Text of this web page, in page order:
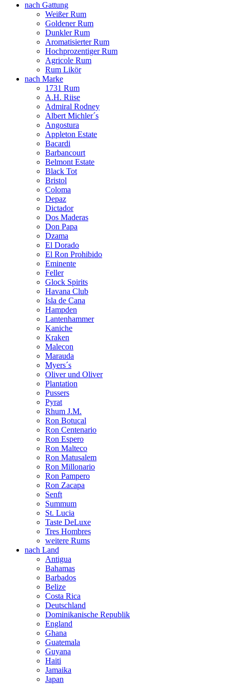
nach Gattung
Weißer Rum
Goldener Rum
Dunkler Rum
Aromatisierter Rum
Hochprozentiger Rum
Agricole Rum
Rum Likör
nach Marke
1731 Rum
A.H. Riise
Admiral Rodney
Albert Michler´s
Angostura
Appleton Estate
Bacardi
Barbancourt
Belmont Estate
Black Tot
Bristol
Coloma
Depaz
Dictador
Dos Maderas
Don Papa
Dzama
El Dorado
El Ron Prohibido
Eminente
Feller
Glock Spirits
Havana Club
Isla de Cana
Hampden
Lantenhammer
Kaniche
Kraken
Malecon
Marauda
Myers´s
Oliver und Oliver
Plantation
Pussers
Pyrat
Rhum J.M.
Ron Botucal
Ron Centenario
Ron Espero
Ron Malteco
Ron Matusalem
Ron Millonario
Ron Pampero
Ron Zacapa
Senft
Summum
St. Lucia
Taste DeLuxe
Tres Hombres
weitere Rums
nach Land
Antigua
Bahamas
Barbados
Belize
Costa Rica
Deutschland
Dominikanische Republik
England
Ghana
Guatemala
Guyana
Haiti
Jamaika
Japan